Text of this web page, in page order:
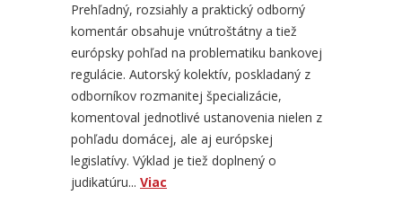
Prehľadný, rozsiahly a praktický odborný
komentár obsahuje vnútroštátny a tiež
európsky pohľad na problematiku bankovej
regulácie. Autorský kolektív, poskladaný z
odborníkov rozmanitej špecializácie,
komentoval jednotlivé ustanovenia nielen z
pohľadu domácej, ale aj európskej
legislatívy. Výklad je tiež doplnený o
judikatúru... Viac